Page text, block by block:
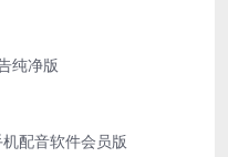
纯净版
配音软件会员版